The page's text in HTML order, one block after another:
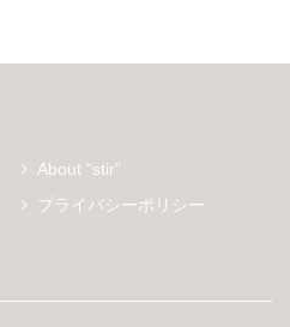
About “stir”
プライバシーポリシー